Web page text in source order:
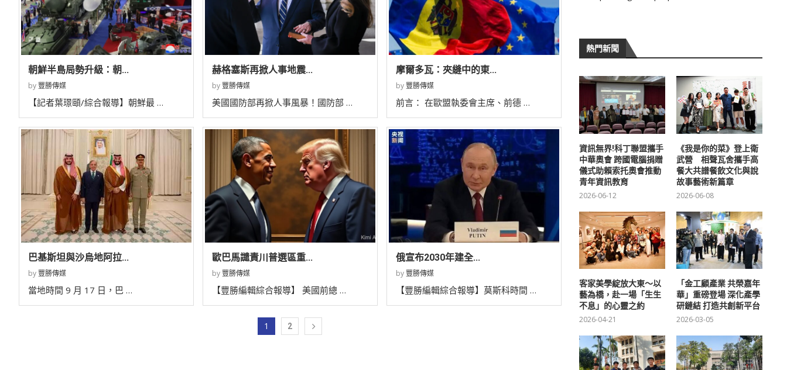
朝鮮半島局勢升級：朝...
by 豐勝傳媒
【記者葉璟頤/綜合報導】朝鮮最 …
赫格塞斯再掀人事地震...
by 豐勝傳媒
美國國防部再掀人事風暴！國防部 …
摩爾多瓦：夾縫中的東...
by 豐勝傳媒
前言： 在歐盟執委會主席、前德 …
巴基斯坦與沙烏地阿拉...
by 豐勝傳媒
當地時間 9 月 17 日，巴 …
歐巴馬譴責川普選區重...
by 豐勝傳媒
【豐勝編輯綜合報導】 美國前總 …
俄宣布2030年建全...
by 豐勝傳媒
【豐勝編輯綜合報導】莫斯科時間 …
1 2
熱門新聞
資訊無界!科丁聯盟攜手
中華奧會 跨國電腦捐贈
儀式助賴索托奧會推動
青年資訊教育
2026-06-12
《我是你的菜》登上衛
武營 相聲瓦舍攜手高
餐大共譜餐飲文化與說
故事藝術新篇章
2026-06-08
客家美學綻放大東～以
藝為橋，赴一場「生生
不息」的心靈之約
2026-04-21
「金工顧產業 共榮嘉年
華」重磅登場 深化產學
研鏈結 打造共創新平台
2026-03-05